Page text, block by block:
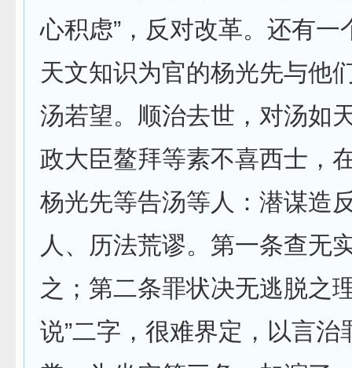
心积虑”，反对改革。还有一
天文知识为官的杨光先与他
汤若望。顺治去世，对汤如
政大臣鳌拜等素不喜西士，
杨光先等告汤等人：潜谋造
人、历法荒谬。第一条查无
之；第二条罪状决无逃脱之
说”二字，很难界定，以言治